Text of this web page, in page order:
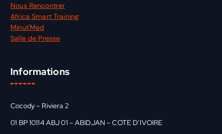
Nous Rencontrer
Africa Smart Training
Minut'Med
Salle de Presse
Informations
Cocody – Riviera 2
01 BP 10114 ABJ 01 – ABIDJAN – COTE D’IVOIRE